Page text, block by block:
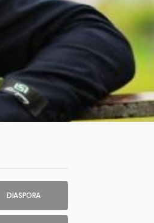
DIASPORA